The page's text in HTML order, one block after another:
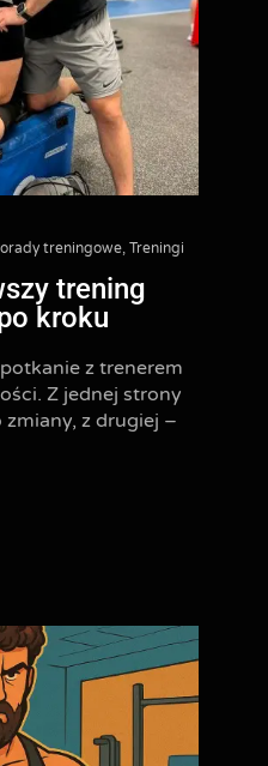
treningowe, Treningi
trening
kroku
z trenerem
Z jednej strony
z drugiej –